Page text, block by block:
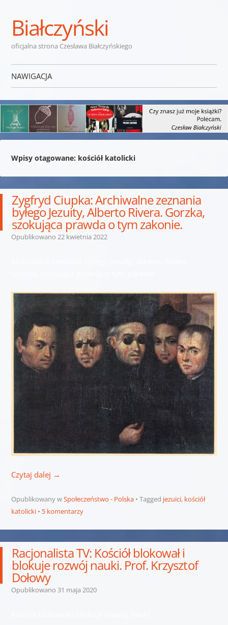
Białczyński
oficjalna strona Czesława Białczyńskiego
NAWIGACJA
Wpisy otagowane: kościół katolicki
Zygfryd Ciupka: Archiwalne zeznania
byłego Jezuity, Alberto Rivera. Gorzka,
szokująca prawda o tym zakonie.
Opublikowano 22 kwietnia 2022
Czytaj dalej →
Opublikowany wSpołeczeństwo - Polska Tagged jezuici, kościół
katolicki
5 komentarzy
Racjonalista TV: Kościół blokował i
blokuje rozwój nauki. Prof. Krzysztof
Dołowy
Opublikowano 31 maja 2020